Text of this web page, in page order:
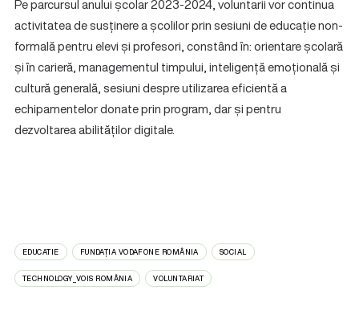
Pe parcursul anului școlar 2023-2024, voluntarii vor continua
activitatea de susținere a școlilor prin sesiuni de educație non-
formală pentru elevi și profesori, constând în: orientare școlară
și în carieră, managementul timpului, inteligență emoțională și
cultură generală, sesiuni despre utilizarea eficientă a
echipamentelor donate prin program, dar și pentru
dezvoltarea abilităților digitale.
EDUCATIE FUNDAȚIA VODAFONE ROMÂNIA SOCIAL
TECHNOLOGY_VOIS ROMÂNIA VOLUNTARIAT